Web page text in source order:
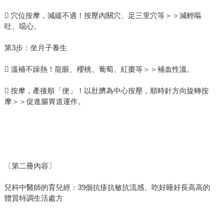
 穴位按摩，減緩不適！按壓內關穴、足三里穴等＞＞減輕嘔
吐、噁心。
第3步：坐月子養生
 溫補不躁熱！龍眼、櫻桃、葡萄、紅棗等＞＞補血性溫。
 按摩，產後順「便」！以肚臍為中心按壓，順時針方向旋轉按
摩＞＞促進腸胃道運作。
〔第二冊內容〕
兒科中醫師的育兒經：39個抗疹抗敏抗流感、吃好睡好長高高的
體質特調生活處方